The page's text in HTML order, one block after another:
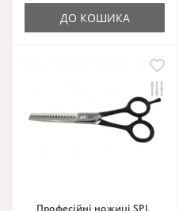
ДО КОШИКА
Професійні ножиці SPL,